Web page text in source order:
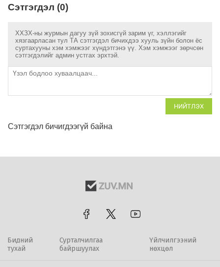
Сэтгэгдэл (0)
ХХЗХ-ны журмын дагуу зүй зохисгүй зарим үг, хэллэгийг
хязгаарласан тул ТА сэтгэгдэл бичихдээ хууль зүйн болон ёс
суртахууны хэм хэмжээг хүндэтгэнэ үү. Хэм хэмжээг зөрчсөн
сэтгэгдэлийг админ устгах эрхтэй.
НИЙТЛЭХ
Сэтгэгдэл бичигдээгүй байна
Бидний
тухай
Сурталчилгаа
байршуулах
Үйлчилгээний
нөхцөл